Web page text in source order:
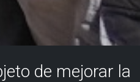
de mejorar la